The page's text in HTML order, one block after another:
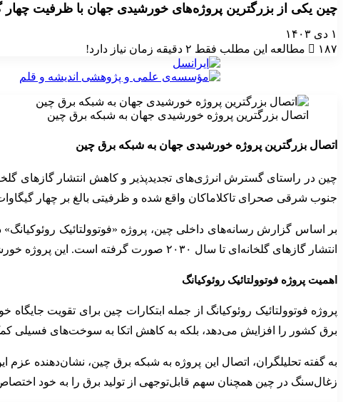
چین یکی از بزرگترین پروژه‌های خورشیدی جهان با ظرفیت
۱ دی ۱۴۰۳
۱۸۷
مطالعه این مطلب فقط ۲ دقیقه زمان نیاز دارد!
اتصال بزرگترین پروژه خورشیدی جهان به شبکه برق چین
اتصال بزرگترین پروژه خورشیدی جهان به شبکه برق چین
چین در راستای گسترش انرژی‌های تجدیدپذیر و کاهش انتشار گازهای
جنوب شرقی صحرای تاکلاماکان واقع شده و ظرفیتی بالغ بر چهار
بر اساس گزارش رسانه‌های داخلی چین، پروژه «فوتوولتائیک
انتشار گازهای گلخانه‌ای تا سال ۲۰۳۰ صورت گرفته است. این پروژه خورشیدی به‌قدری بزرگ است که ظرفیت آن برابر با کل ظرفیت خورشیدی نصب‌شده در کشور کانادا عنوان شده است.
اهمیت پروژه فوتوولتائیک روئوکیانگ
پروژه فوتوولتائیک روئوکیانگ از جمله ابتکارات چین برای تقویت
برق کشور را افزایش می‌دهد، بلکه به کاهش اتکا به سوخت‌های فسیلی
به گفته تحلیلگران، اتصال این پروژه به شبکه برق چین،
زغال‌سنگ در چین همچنان سهم قابل‌توجهی از تولید برق را به خود